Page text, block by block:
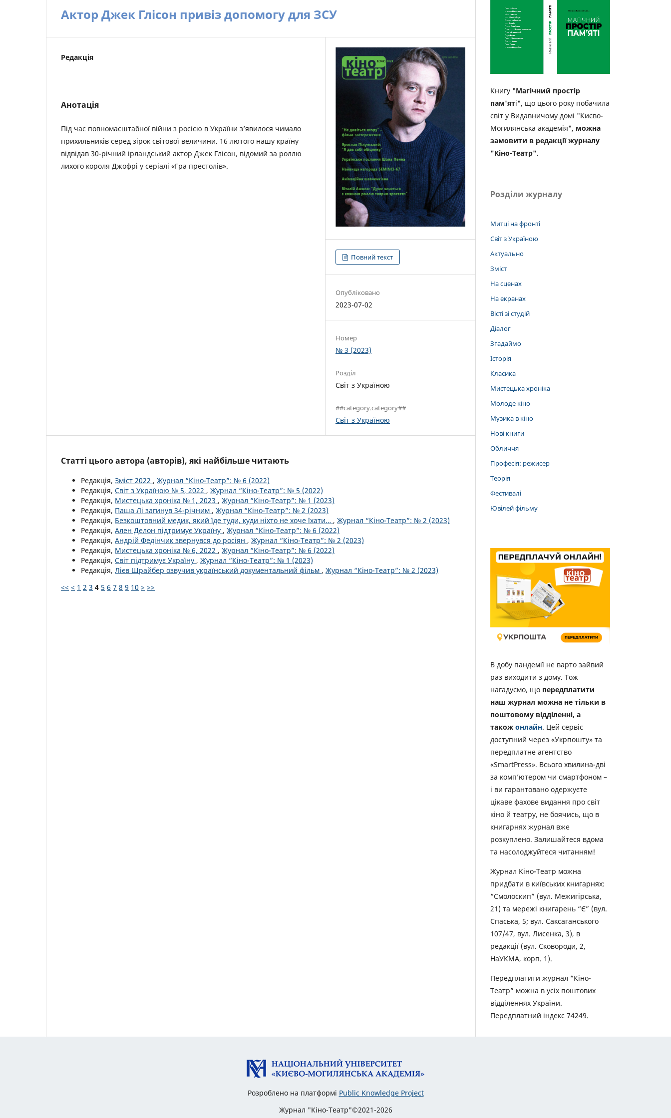
Актор Джек Глісон привіз допомогу для ЗСУ
Редакція
Анотація
Під час повномасштабної війни з росією в України з’явилося чимало
прихильників серед зірок світової величини. 16 лютого нашу країну
відвідав 30-річний ірландський актор Джек Глісон, відомий за роллю
лихого короля Джофрі у серіалі «Гра престолів».
Повний текст
Опубліковано
2023-07-02
Номер
№ 3 (2023)
Розділ
Світ з Україною
##category.category##
Світ з Україною
Статті цього автора (авторів), які найбільше читають
Редакція, Зміст 2022 , Журнал “Кіно-Театр”: № 6 (2022)
Редакція, Світ з Україною № 5, 2022 , Журнал “Кіно-Театр”: № 5 (2022)
Редакція, Мистецька хроніка № 1, 2023 , Журнал “Кіно-Театр”: № 1 (2023)
Редакція, Паша Лі загинув 34-річним , Журнал “Кіно-Театр”: № 2 (2023)
Редакція, Безкоштовний медик, який їде туди, куди ніхто не хоче їхати… , Журнал “Кіно-Театр”: № 2 (2023)
Редакція, Ален Делон підтримує Україну , Журнал “Кіно-Театр”: № 6 (2022)
Редакція, Андрій Федінчик звернувся до росіян , Журнал “Кіно-Театр”: № 2 (2023)
Редакція, Мистецька хроніка № 6, 2022 , Журнал “Кіно-Театр”: № 6 (2022)
Редакція, Світ підтримує Україну , Журнал “Кіно-Театр”: № 1 (2023)
Редакція, Лієв Шрайбер озвучив український документальний фільм , Журнал “Кіно-Театр”: № 2 (2023)
<< < 1 2 3 4 5 6 7 8 9 10 > >>
Книгу "Магічний простір
пам'яті", що цього року побачила
світ у Видавничому домі "Києво-
Могилянська академія", можна
замовити в редакції журналу
"Кіно-Театр".
Розділи журналу
Митці на фронті
Світ з Україною
Актуально
Зміст
На сценах
На екранах
Вісті зі студій
Діалог
Згадаймо
Історія
Класика
Мистецька хроніка
Молоде кіно
Музика в кіно
Нові книги
Обличчя
Професія: режисер
Теорія
Фестивалі
Ювілей фільму
В добу пандемії не варто зайвий
раз виходити з дому. Тож
нагадуємо, що передплатити
наш журнал можна не тільки в
поштовому відділенні, а
також онлайн. Цей сервіс
доступний через «Укрпошту» та
передплатне агентство
«SmartPress». Всього хвилина-дві
за комп’ютером чи смартфоном –
і ви гарантовано одержуєте
цікаве фахове видання про світ
кіно й театру, не боячись, що в
книгарнях журнал вже
розкуплено. Залишайтеся вдома
та насолоджуйтеся читанням!
Журнал Кіно-Театр можна
придбати в київських книгарнях:
“Смолоскип” (вул. Межигірська,
21) та мережі книгарень “Є” (вул.
Спаська, 5; вул. Саксаганського
107/47, вул. Лисенка, 3), в
редакції (вул. Сковороди, 2,
НаУКМА, корп. 1).
Передплатити журнал “Кіно-
Театр” можна в усіх поштових
відділеннях України.
Передплатний індекс 74249.
Розроблено на платформі Public Knowledge Project
Журнал "Кіно-Театр"©2021-2026